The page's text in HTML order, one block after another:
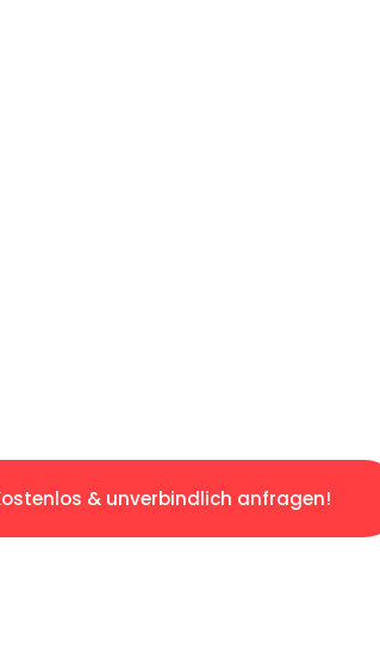
& unverbindlich anfragen!